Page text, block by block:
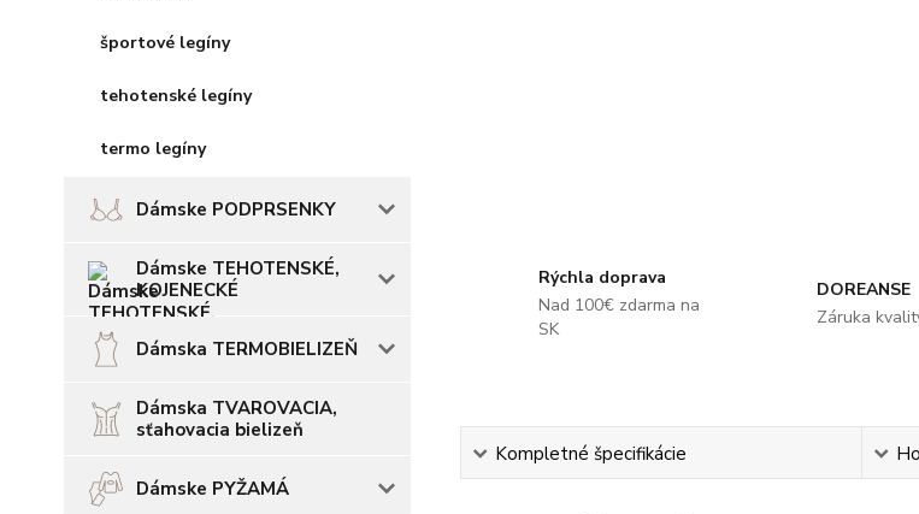
športové legíny
tehotenské legíny
termo legíny
Dámske PODPRSENKY
Dámske TEHOTENSKÉ,
KOJENECKÉ
Dámska TERMOBIELIZEŇ
Dámska TVAROVACIA,
sťahovacia bielizeň
Dámske PYŽAMÁ
Rýchla doprava
Nad 100€ zdarma na
SK
DOREANSE
Záruka
Kompletné špecifikácie